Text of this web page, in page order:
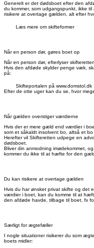
Generelt er det dødsboet efter den
du kommer, som udgangspunkt, ikke
risikere at overtage gælden, alt efter
Læs mere om skifteformer
Når en person dør, gøres boet op
Når en person dør, efterlyser
Hvis den afdøde skylder penge væk,
på:
Skifteportalen på www.domstol.dk
Efter de otte uger kan du se, hvor
Når gælden overstiger værdierne
Hvis der er mere gæld end værdier i
som et såkaldt insolvent bo, altså et
Herefter vil Skifteretten udpege en
dødsboet.
Bliver din anmodning imødekommet,
kommer du ikke til at hæfte for den
Du kan risikere at overtage gælden
Hvis du har ønsket privat skifte og det
værdier i boet, kan du komme til at
den afdøde havde, tilbage til boet, fx
Særligt for ægtefæller
I nogle situationer risikerer du som
boets midler: